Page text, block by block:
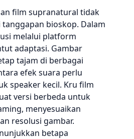
film supranatural tidak
bioskop. Dalam
melalui platform
adaptasi. Gambar
tajam di berbagai
efek suara perlu
speaker kecil. Kru film
versi berbeda untuk
menyesuaikan
resolusi gambar.
betapa